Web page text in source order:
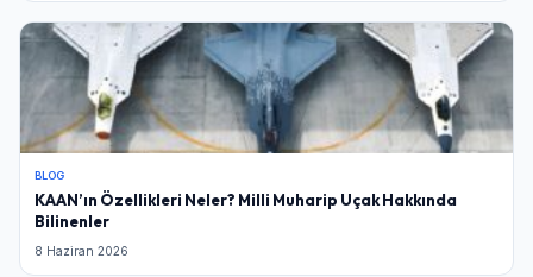
BLOG
KAAN’ın Özellikleri Neler? Milli Muharip Uçak Hakkında
Bilinenler
8 Haziran 2026